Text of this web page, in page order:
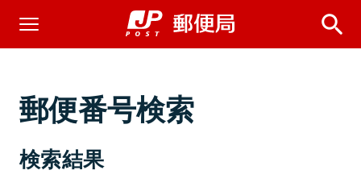
郵便番号検索
検索結果